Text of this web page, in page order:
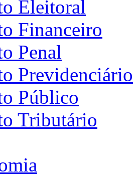
Eleitoral
Financeiro
Penal
Previdenciário
Público
Tributário